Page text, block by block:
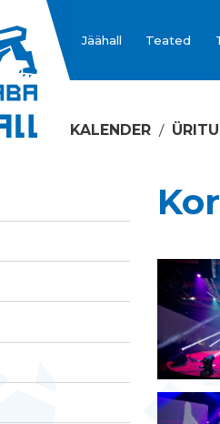
KALENDER
Jäähall Teated